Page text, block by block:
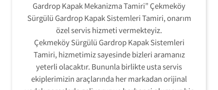
Gardrop Kapak Mekanizma Tamiri” Çekmeköy
Sürgülü Gardrop Kapak Sistemleri Tamiri, onarım
özel servis hizmeti vermekteyiz.
Çekmeköy Sürgülü Gardrop Kapak Sistemleri
Tamiri, hizmetimiz sayesinde bizleri aramanız
yeterli olacaktır. Bununla birlikte usta servis
ekiplerimizin araçlarında her markadan orijinal